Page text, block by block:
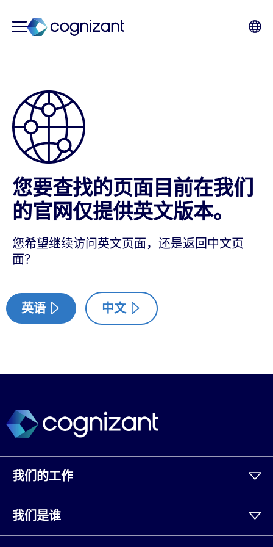
您要查找的页面目前在我们
的官网仅提供英文版本。
您希望继续访问英文页面，还是返回中文页
面？
英语 中文
我们的工作
我们是谁